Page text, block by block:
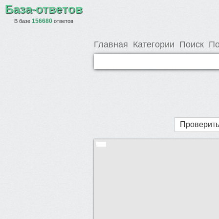
База-ответов
В базе 156680 ответов
Главная Категории Поиск